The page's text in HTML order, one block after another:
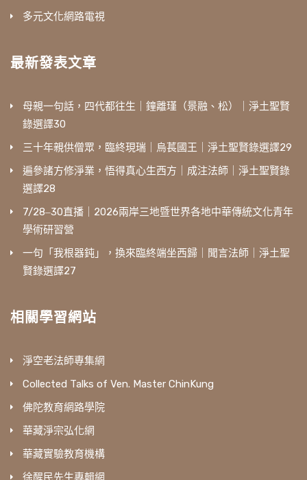
多元文化網路電視
最新發表文章
母親一句話，四代都往生｜鐘離瑾（景融、松）｜淨土聖賢
錄選譯30
三十年親供僧眾，臨終現瑞｜烏萇國王｜淨土聖賢錄選譯29
遍參諸方修淨業，悟得真心生西方｜成注法師｜淨土聖賢錄
選譯28
7/28‒30直播｜2026兩岸三地暨世界各地中華傳統文化青年
學術研習營
一句「我根器鈍」，換來臨終端坐西歸｜聞言法師｜淨土聖
賢錄選譯27
相關學習網站
淨空老法師專集網
Collected Talks of Ven. Master ChinKung
佛陀教育網路學院
華藏淨宗弘化網
華藏實驗教育機構
徐醒民先生專輯網